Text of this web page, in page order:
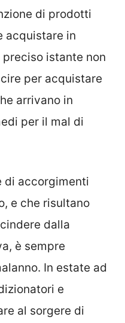
di prodotti
acquistare in
istante non
per acquistare
arrivano in
per il mal di
di accorgimenti
e che risultano
dalla
è sempre
In estate ad
e
al sorgere di